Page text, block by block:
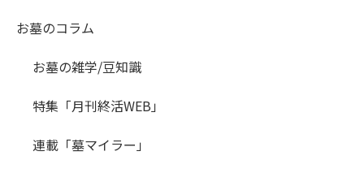
お墓のコラム
お墓の雑学/豆知識
特集「月刊終活WEB」
連載「墓マイラー」